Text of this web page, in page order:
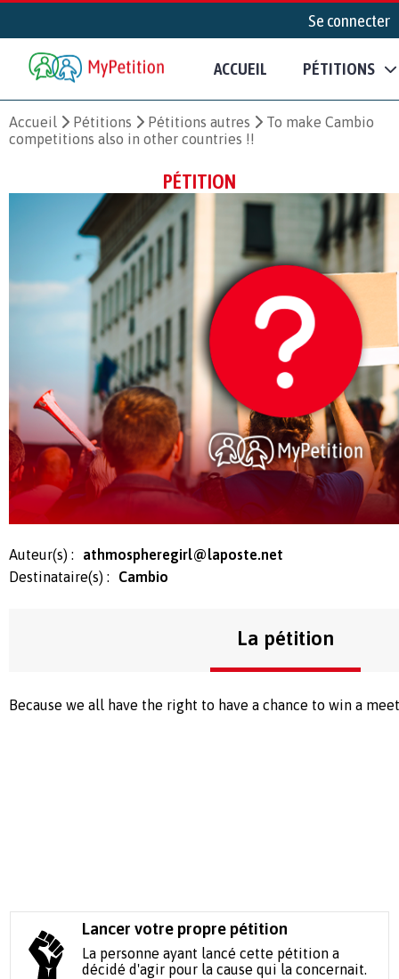
Se connecter
ACCUEIL PÉTITIONS
Accueil Pétitions Pétitions autres
To make Cambio
competitions also in other countries !!
PÉTITION
Auteur(s) :
athmospheregirl@laposte.net
Destinataire(s) :
Cambio
La pétition
Because we all have the right to have a chance to win a
Lancer votre propre pétition
La personne ayant lancé cette pétition a
décidé d'agir pour la cause qui la concernait.